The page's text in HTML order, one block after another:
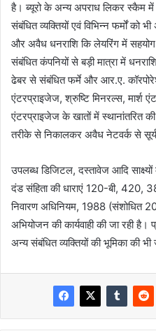
है। ब्यूरो के अन्य अपराध लिकर स्कैम
संबंधित व्यक्तियों एवं विभिन्न फर्मों को
और अवैध धनराशि कि लेयरिंग में सहयोग
संबंधित कंपनियों से बड़ी मात्रा में
ढेबर से संबंधित फर्मे और आर.ए.
एंटरप्राइजेज, श्रुष्टि मिनरल्स, मार्श
एंटरप्राइजेज के खातों में स्थानांतरित
तरीके से निकालकर अवैध नेटवर्क से
उपलब्ध डिजिटल, दस्तावेज आदि
दंड संहिता की धाराएं 120-बी, 420,
निवारण अधिनियम, 1988 (संशोधित
अभियोजन की कार्यवाही की जा रही
अन्य संबंधित व्यक्तियों की भूमिका की भी